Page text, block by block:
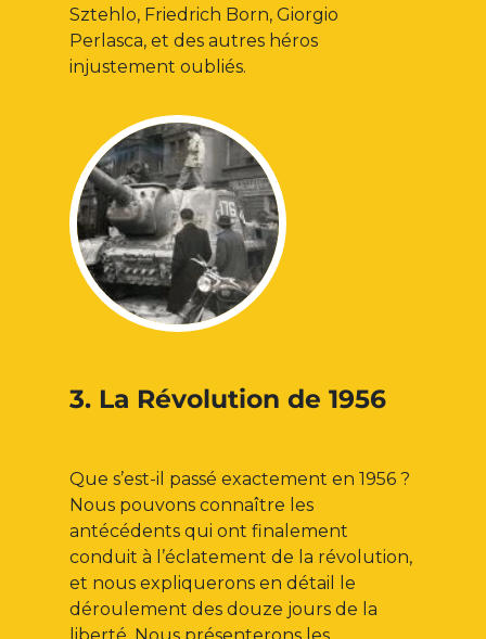
Sztehlo, Friedrich Born, Giorgio
Perlasca, et des autres héros
injustement oubliés.
3. La Révolution de 1956
Que s’est-il passé exactement en 1956 ?
Nous pouvons connaître les
antécédents qui ont finalement
conduit à l’éclatement de la révolution,
et nous expliquerons en détail le
déroulement des douze jours de la